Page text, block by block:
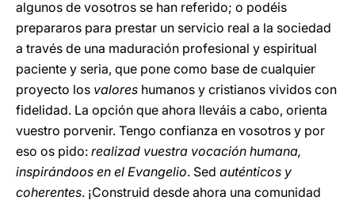
algunos de vosotros se han referido; o podéis
prepararos para prestar un servicio real a la sociedad
a través de una maduración profesional y espiritual
paciente y seria, que pone como base de cualquier
proyecto los valores humanos y cristianos vividos con
fidelidad. La opción que ahora lleváis a cabo, orienta
vuestro porvenir. Tengo confianza en vosotros y por
eso os pido: realizad vuestra vocación humana,
inspirándoos en el Evangelio. Sed auténticos y
coherentes. ¡Construid desde ahora una comunidad